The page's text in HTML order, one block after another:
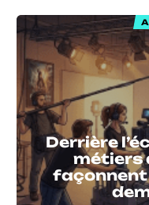
Derrière
métiers
façonnent